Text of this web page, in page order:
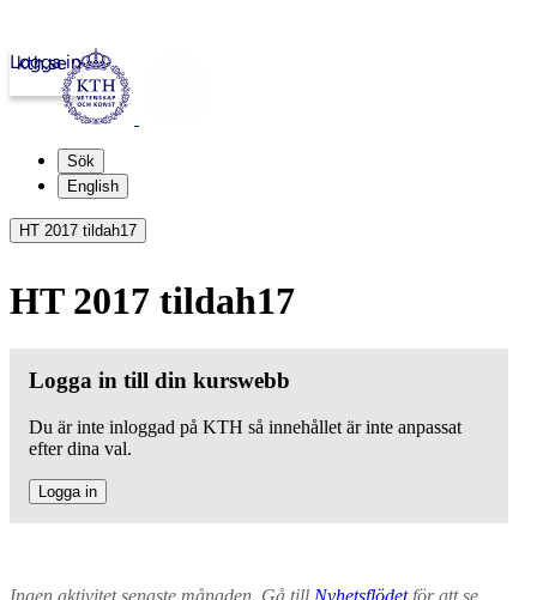
kth.se
Logga in
Sök
English
HT 2017 tildah17
HT 2017 tildah17
Logga in till din kurswebb
Du är inte inloggad på KTH så innehållet är inte anpassat
efter dina val.
Logga in